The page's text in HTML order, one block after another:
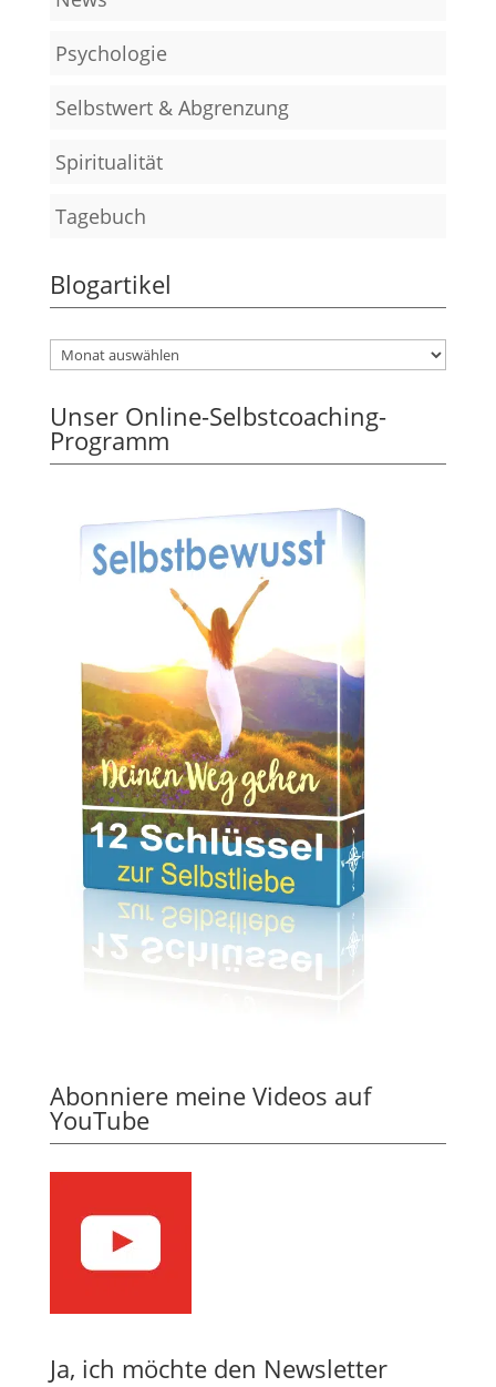
Psychologie
Selbstwert & Abgrenzung
Spiritualität
Tagebuch
Blogartikel
Unser Online-Selbstcoaching-
Programm
Abonniere meine Videos auf
YouTube
Ja, ich möchte den Newsletter